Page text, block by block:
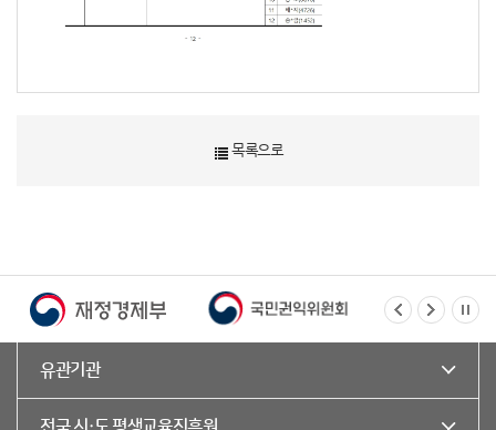
목록으로
유관기관